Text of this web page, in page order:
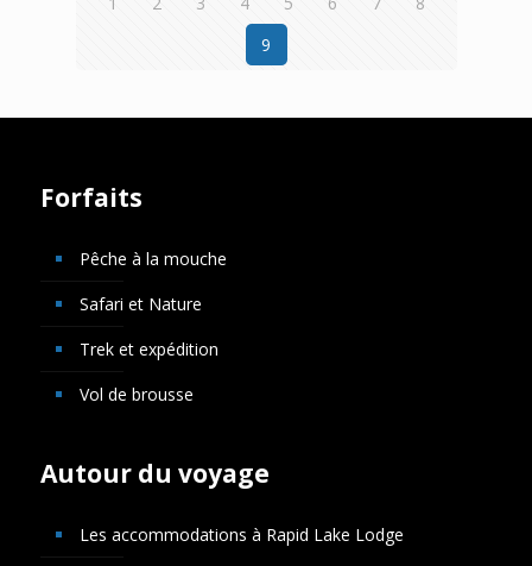
9
Forfaits
Pêche à la mouche
Safari et Nature
Trek et expédition
Vol de brousse
Autour du voyage
Les accommodations à Rapid Lake Lodge